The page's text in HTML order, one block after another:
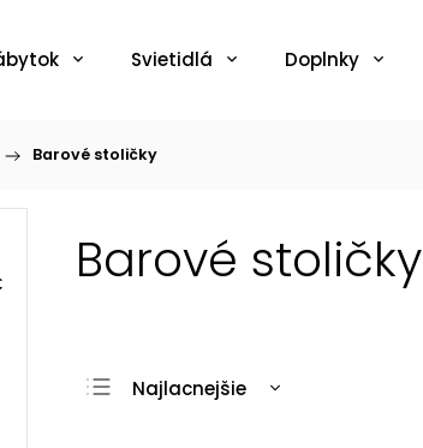
Svietidlá Doplnky
/ Barové stoličky
Barové stoličky
Najlacnejšie